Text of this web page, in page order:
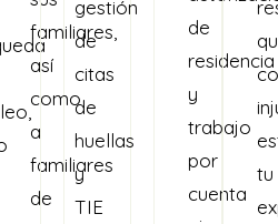
familiares,
así
como
a
familiares
de
gestión
de
citas
de
huellas
y
TIE
de
residencia
y
trabajo
por
cuenta
tu